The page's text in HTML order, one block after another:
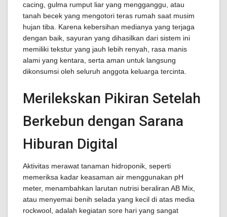
cacing, gulma rumput liar yang mengganggu, atau
tanah becek yang mengotori teras rumah saat musim
hujan tiba. Karena kebersihan medianya yang terjaga
dengan baik, sayuran yang dihasilkan dari sistem ini
memiliki tekstur yang jauh lebih renyah, rasa manis
alami yang kentara, serta aman untuk langsung
dikonsumsi oleh seluruh anggota keluarga tercinta.
Merilekskan Pikiran Setelah
Berkebun dengan Sarana
Hiburan Digital
Aktivitas merawat tanaman hidroponik, seperti
memeriksa kadar keasaman air menggunakan pH
meter, menambahkan larutan nutrisi beraliran AB Mix,
atau menyemai benih selada yang kecil di atas media
rockwool, adalah kegiatan sore hari yang sangat